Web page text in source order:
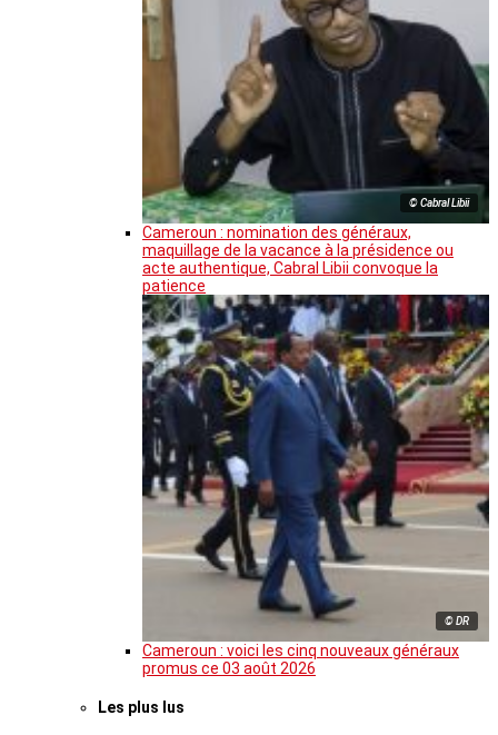
© Cabral Libii
Cameroun : nomination des généraux,
maquillage de la vacance à la présidence ou
acte authentique, Cabral Libii convoque la
patience
© DR
Cameroun : voici les cinq nouveaux généraux
promus ce 03 août 2026
Les plus lus